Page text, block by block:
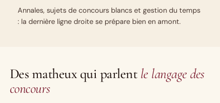
Annales, sujets de concours blancs et gestion du temps
: la dernière ligne droite se prépare bien en amont.
Des matheux qui parlent le langage des
concours